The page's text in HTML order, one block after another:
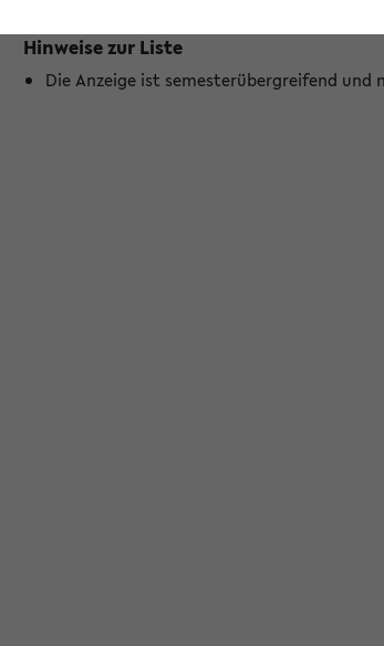
Hinweise zur Liste
Die Anzeige ist semesterübergreifend und